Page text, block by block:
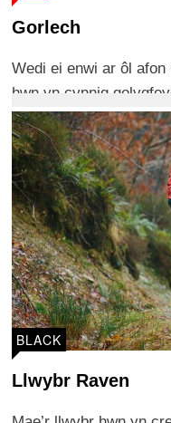
Gorlech
Wedi ei enwi ar ôl afon
hwn yn cynnig
BLACK
Llwybr Raven